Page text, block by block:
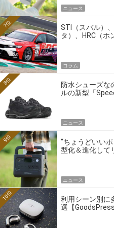
ニュース
STI（スバル）
タ）、HRC（ホ
7位
コラム
防水シューズな
ルの新型「
8位
ニュース
“ちょうどいい
型化＆進化して
9位
ニュース
利用シーン別に
選【
10位